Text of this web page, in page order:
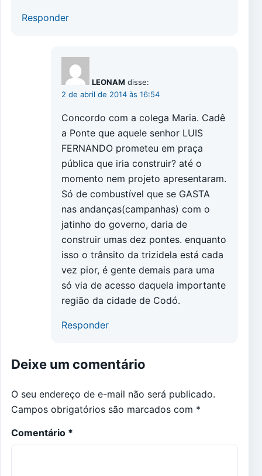
Responder
LEONAM disse:
2 de abril de 2014 às 16:54
Concordo com a colega Maria. Cadê
a Ponte que aquele senhor LUIS
FERNANDO prometeu em praça
pública que iria construir? até o
momento nem projeto apresentaram.
Só de combustível que se GASTA
nas andanças(campanhas) com o
jatinho do governo, daria de
construir umas dez pontes. enquanto
isso o trânsito da trizidela está cada
vez pior, é gente demais para uma
só via de acesso daquela importante
região da cidade de Codó.
Responder
Deixe um comentário
O seu endereço de e-mail não será publicado.
Campos obrigatórios são marcados com *
Comentário *